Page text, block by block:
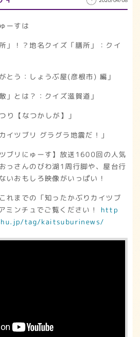
ーすは
」！？地名クイズ「膳所」：クイ
とう：しょうぶ屋(彦根市) 編」
」とは？：クイズ滋賀道」
り【なつかしが】」
イツブリ グラグラ地震だ！」
ブリにゅーす】放送1600回の人気
っさんのびわ湖1周行脚や、屋台行
いおもしろ映像がいっぱい！
れまでの「知ったかぶりカイツブ
ミンチュでご覧ください！ http
tag/kaitsuburinews/